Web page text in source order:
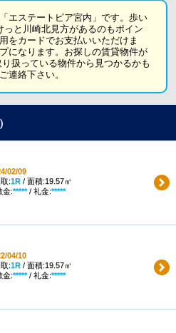
エステートピア宮内」です。歩い
と川崎北見方があるのもポイン
をカードでお支払いいただけま
になります。お探しの賃貸物件が
扱っている物件から見つかるかも
連絡下さい。
02/09
:1R/ 面積:19.57㎡
金:*****/ 礼金:*****
04/10
:1R/ 面積:19.57㎡
金:*****/ 礼金:*****